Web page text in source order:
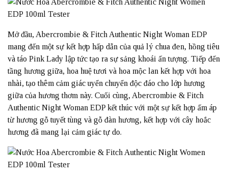
Mở đầu, Abercrombie & Fitch Authentic Night Woman EDP
mang đến một sự kết hợp hấp dẫn của quả lý chua đen, hồng tiêu
và táo Pink Lady lập tức tạo ra sự sảng khoái ấn tượng. Tiếp đến
tầng hương giữa, hoa huệ tươi và hoa mộc lan kết hợp với hoa
nhài, tạo thêm cảm giác uyển chuyển độc đáo cho lớp hương
giữa của hương thơm này. Cuối cùng, Abercrombie & Fitch
Authentic Night Woman EDP kết thúc với một sự kết hợp ấm áp
từ hương gỗ tuyết tùng và gỗ đàn hương, kết hợp với cây hoắc
hương đã mang lại cảm giác tự do.